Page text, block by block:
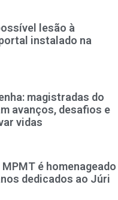
lesão à
instalado na
magistradas do
avanços, desafios e
vidas
é homenageado
dedicados ao Júri